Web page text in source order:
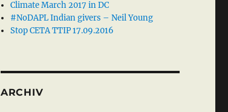
Climate March 2017 in DC
#NoDAPL Indian givers – Neil Young
Stop CETA TTIP 17.09.2016
ARCHIV